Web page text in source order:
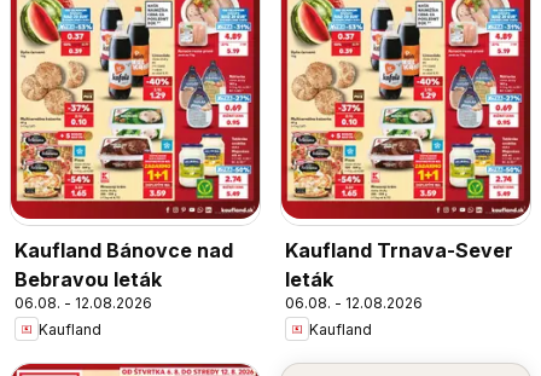
Kaufland Bánovce nad
Bebravou leták
06.08. - 12.08.2026
Kaufland
Kaufland Trnava-Sever
leták
06.08. - 12.08.2026
Kaufland